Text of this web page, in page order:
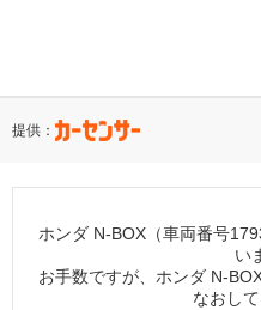
提供：
ホンダ N-BOX（車両番号
い
お手数ですが、ホンダ N-
なおして